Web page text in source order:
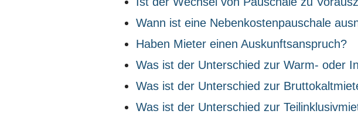
Wann ist eine Nebenkostenpauschale
Haben Mieter einen Auskunftsanspruch?
Was ist der Unterschied zur Warm- oder
Was ist der Unterschied zur
Was ist der Unterschied zur